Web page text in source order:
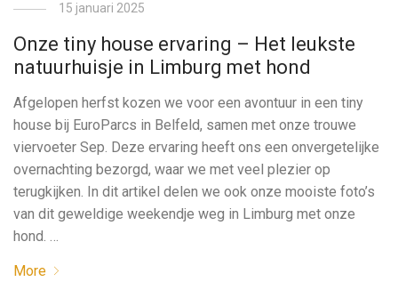
15 januari 2025
Onze tiny house ervaring – Het leukste
natuurhuisje in Limburg met hond
Afgelopen herfst kozen we voor een avontuur in een tiny
house bij EuroParcs in Belfeld, samen met onze trouwe
viervoeter Sep. Deze ervaring heeft ons een onvergetelijke
overnachting bezorgd, waar we met veel plezier op
terugkijken. In dit artikel delen we ook onze mooiste foto’s
van dit geweldige weekendje weg in Limburg met onze
hond. …
More